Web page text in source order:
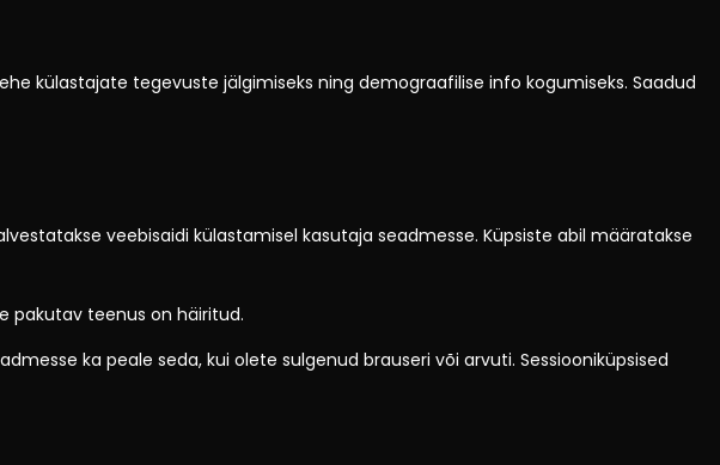
külastajate tegevuste jälgimiseks ning demograafilise info kogumiseks. Saadud
veebisaidi külastamisel kasutaja seadmesse. Küpsiste abil määratakse
pakutav teenus on häiritud.
ka peale seda, kui olete sulgenud brauseri või arvuti. Sessiooniküpsised